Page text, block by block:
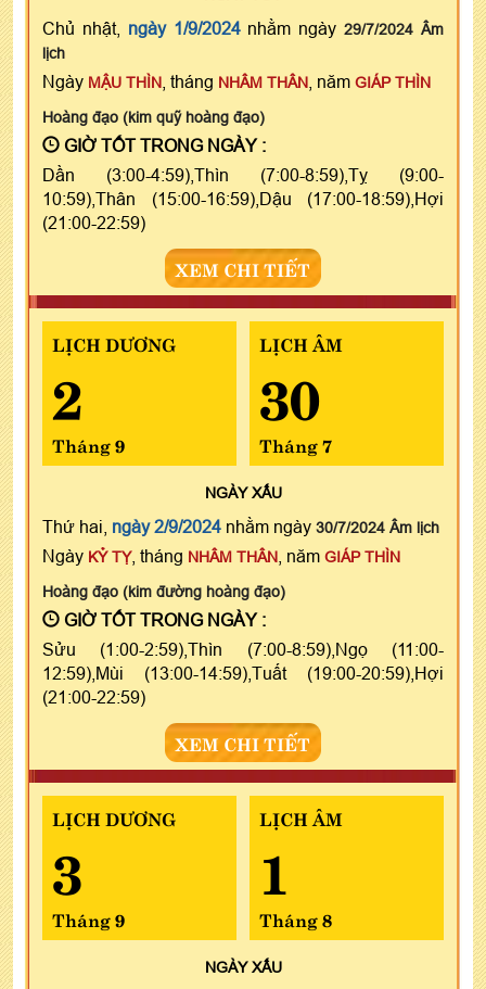
Chủ nhật, ngày 1/9/2024nhằm ngày29/7/2024 Âm
lịch
Ngày MẬU THÌN , tháng NHÂM THÂN , năm GIÁP THÌN
Hoàng đạo (kim quỹ hoàng đạo)
GIỜ TỐT TRONG NGÀY :
Dần (3:00-4:59),Thìn (7:00-8:59),Tỵ (9:00-
10:59),Thân (15:00-16:59),Dậu (17:00-18:59),Hợi
(21:00-22:59)
XEM CHI TIẾT
LỊCH DƯƠNG
2
Tháng 9
LỊCH ÂM
30
Tháng 7
NGÀYXẤU
Thứ hai, ngày 2/9/2024 nhằm ngày 30/7/2024 Âm lịch
Ngày KỶ TỴ, tháng NHÂM THÂN , năm GIÁP THÌN
Hoàng đạo (kim đường hoàng đạo)
GIỜ TỐT TRONG NGÀY :
Sửu (1:00-2:59),Thìn (7:00-8:59),Ngọ (11:00-
12:59),Mùi (13:00-14:59),Tuất (19:00-20:59),Hợi
(21:00-22:59)
XEM CHI TIẾT
LỊCH DƯƠNG
3
Tháng 9
LỊCH ÂM
1
Tháng 8
NGÀYXẤU